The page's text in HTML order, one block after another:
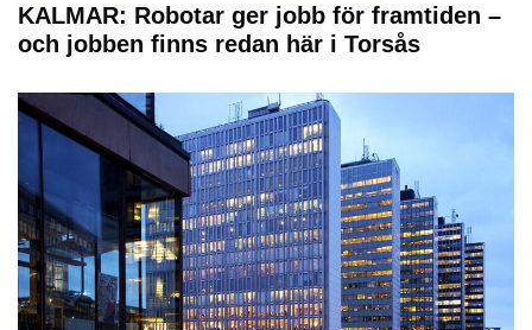
KALMAR: Robotar ger jobb för framtiden –
och jobben finns redan här i Torsås